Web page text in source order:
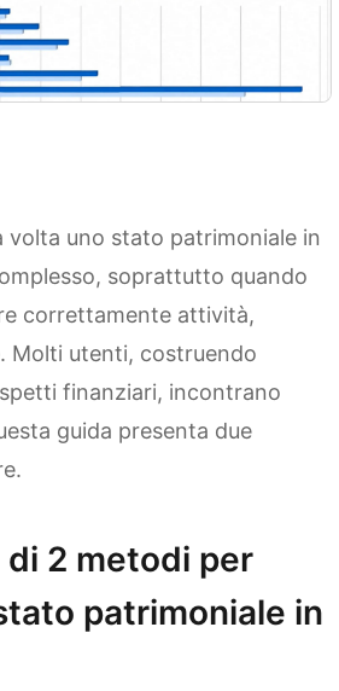
volta uno stato patrimoniale in
soprattutto quando
correttamente attività,
Molti utenti, costruendo
finanziari, incontrano
guida presenta due
di 2 metodi per
patrimoniale in